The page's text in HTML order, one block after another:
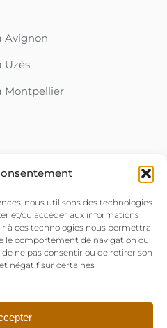
nous utilisons des technologies
et/ou accéder aux informations
à ces technologies nous permettra
le comportement de navigation ou
ne pas consentir ou de retirer son
négatif sur certaines
Avignon
Uzès
Montpellier